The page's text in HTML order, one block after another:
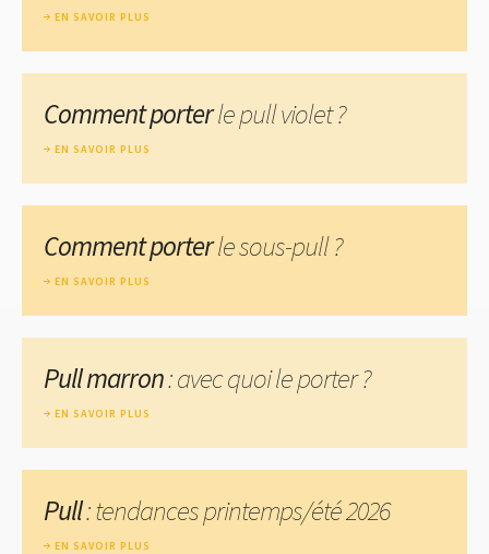
EN SAVOIR PLUS
Comment porterle pull violet ?
EN SAVOIR PLUS
Comment porterle sous-pull ?
EN SAVOIR PLUS
Pull marron: avec quoi le porter ?
EN SAVOIR PLUS
Pull: tendances printemps/été 2026
EN SAVOIR PLUS